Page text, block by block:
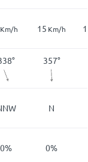
Km/h 15 Km/h
° 357°
N
0% 0%